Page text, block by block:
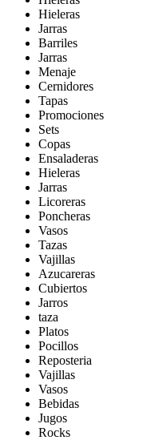
Hieleras
Jarras
Barriles
Jarras
Menaje
Cernidores
Tapas
Promociones
Sets
Copas
Ensaladeras
Hieleras
Jarras
Licoreras
Poncheras
Vasos
Tazas
Vajillas
Azucareras
Cubiertos
Jarros
taza
Platos
Pocillos
Reposteria
Vajillas
Vasos
Bebidas
Jugos
Rocks